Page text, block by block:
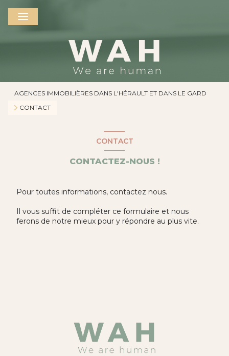
AGENCES IMMOBILIÈRES DANS L'HÉRAULT ET DANS LE GARD
CONTACT
CONTACT
CONTACTEZ-NOUS !
Pour toutes informations, contactez nous.
Il vous suffit de compléter ce formulaire et nous
ferons de notre mieux pour y répondre au plus vite.